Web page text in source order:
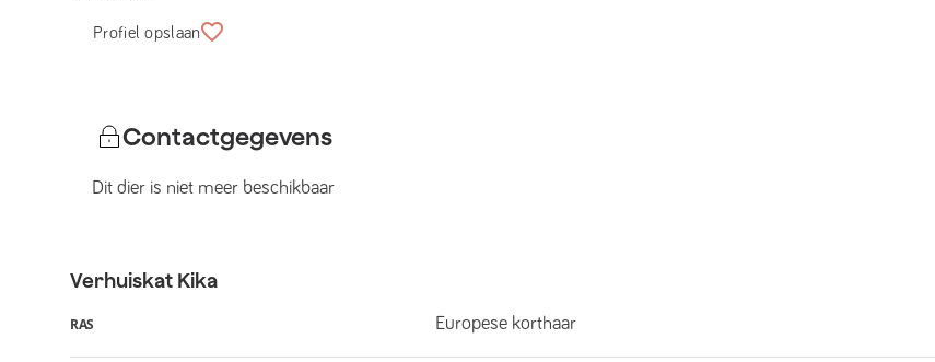
Profiel opslaan
Contactgegevens
Dit dier is niet meer beschikbaar
Verhuiskat Kika
RAS Europese korthaar